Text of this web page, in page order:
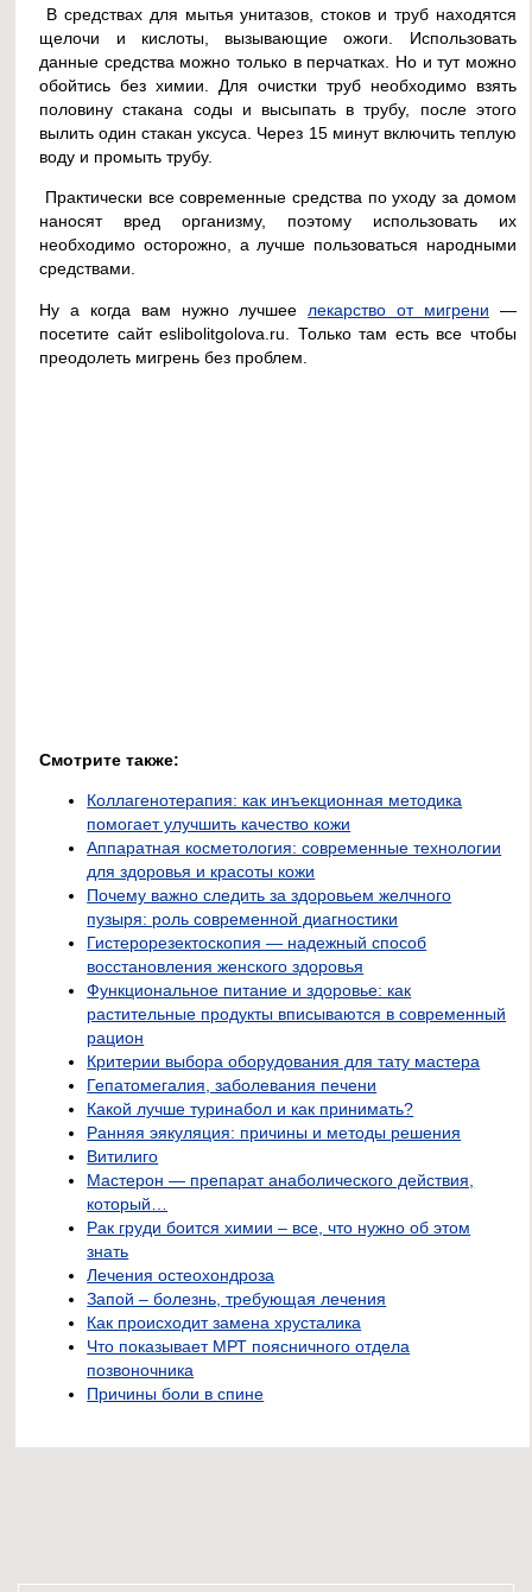
В средствах для мытья унитазов, стоков и труб находятся
щелочи и кислоты, вызывающие ожоги. Использовать
данные средства можно только в перчатках. Но и тут можно
обойтись без химии. Для очистки труб необходимо взять
половину стакана соды и высыпать в трубу, после этого
вылить один стакан уксуса. Через 15 минут включить теплую
воду и промыть трубу.
Практически все современные средства по уходу за домом
наносят вред организму, поэтому использовать их
необходимо осторожно, а лучше пользоваться народными
средствами.
Ну а когда вам нужно лучшее лекарство от мигрени —
посетите сайт eslibolitgolova.ru. Только там есть все чтобы
преодолеть мигрень без проблем.
Смотрите также:
Коллагенотерапия: как инъекционная методика
помогает улучшить качество кожи
Аппаратная косметология: современные технологии
для здоровья и красоты кожи
Почему важно следить за здоровьем желчного
пузыря: роль современной диагностики
Гистерорезектоскопия — надежный способ
восстановления женского здоровья
Функциональное питание и здоровье: как
растительные продукты вписываются в современный
рацион
Критерии выбора оборудования для тату мастера
Гепатомегалия, заболевания печени
Какой лучше туринабол и как принимать?
Ранняя эякуляция: причины и методы решения
Витилиго
Мастерон — препарат анаболического действия,
который…
Рак груди боится химии – все, что нужно об этом
знать
Лечения остеохондроза
Запой – болезнь, требующая лечения
Как происходит замена хрусталика
Что показывает МРТ поясничного отдела
позвоночника
Причины боли в спине